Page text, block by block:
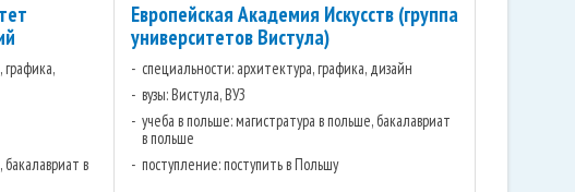
в
Европейская Академия Искусств (группа
университетов Вистула)
специальности: архитектура, графика, дизайн
вузы: Вистула, ВУЗ
учеба в польше: магистратура в польше, бакалавриат
в польше
поступление: поступить в Польшу